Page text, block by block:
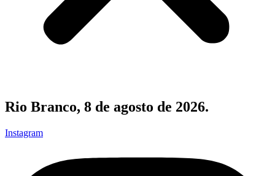
Rio Branco, 8 de agosto de 2026.
Instagram